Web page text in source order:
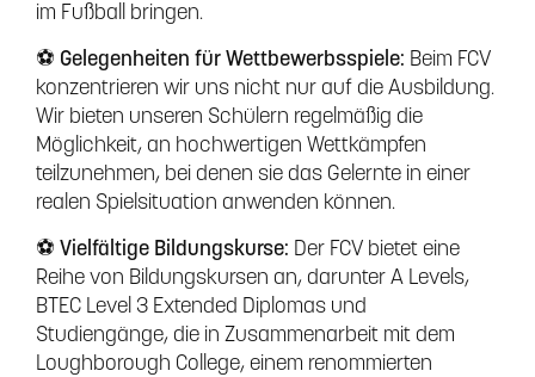
im Fußball bringen.
⚽ Gelegenheiten für Wettbewerbsspiele: Beim FCV
konzentrieren wir uns nicht nur auf die Ausbildung.
Wir bieten unseren Schülern regelmäßig die
Möglichkeit, an hochwertigen Wettkämpfen
teilzunehmen, bei denen sie das Gelernte in einer
realen Spielsituation anwenden können.
⚽ Vielfältige Bildungskurse: Der FCV bietet eine
Reihe von Bildungskursen an, darunter A Levels,
BTEC Level 3 Extended Diplomas und
Studiengänge, die in Zusammenarbeit mit dem
Loughborough College, einem renommierten